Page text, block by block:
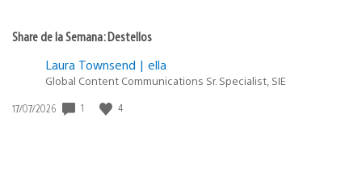
Share de la Semana: Destellos
Laura Townsend | ella
Global Content Communications Sr. Specialist, SIE
Fecha
17/07/2026 1 4